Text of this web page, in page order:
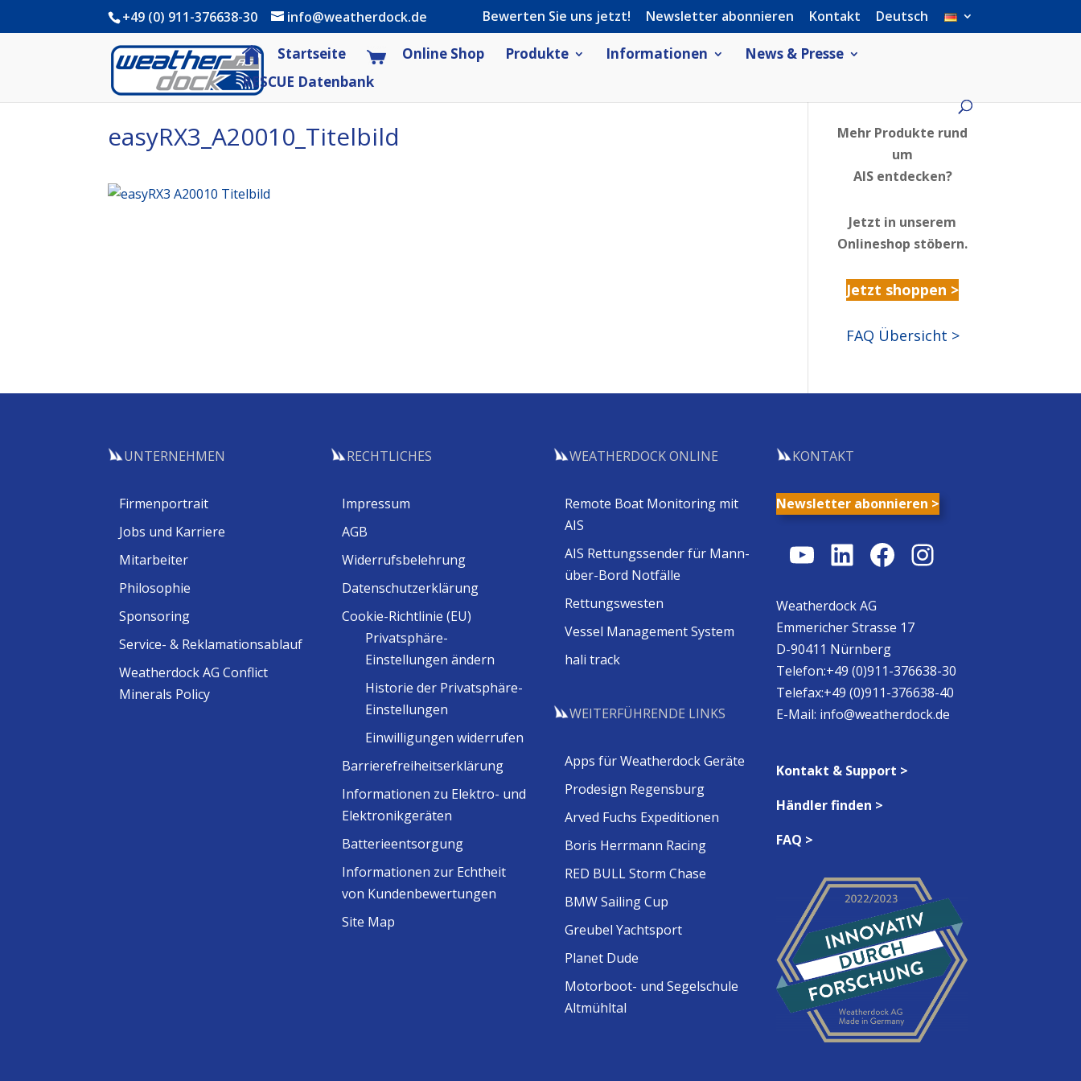
+49 (0) 911-376638-30 info@weatherdock.de Bewerten Sie uns jetzt! Newsletter abonnieren Kontakt Deutsch
Startseite Online Shop Produkte Informationen
News & Presse
RESCUE Datenbank
easyRX3_A20010_Titelbild
Mehr Produkte rund
um
AIS entdecken?
Jetzt in unserem
Onlineshop stöbern.
Jetzt shoppen >
FAQ Übersicht >
UNTERNEHMEN
Firmenportrait
Jobs und Karriere
Mitarbeiter
Philosophie
Sponsoring
Service- & Reklamationsablauf
Weatherdock AG Conflict
Minerals Policy
RECHTLICHES
Impressum
AGB
Widerrufsbelehrung
Datenschutzerklärung
Cookie-Richtlinie (EU)
Privatsphäre-
Einstellungen ändern
Historie der Privatsphäre-
Einstellungen
Einwilligungen widerrufen
Barrierefreiheitserklärung
Informationen zu Elektro- und
Elektronikgeräten
Batterieentsorgung
Informationen zur Echtheit
von Kundenbewertungen
Site Map
WEATHERDOCK ONLINE
Remote Boat Monitoring mit
AIS
AIS Rettungssender für Mann-
über-Bord Notfälle
Rettungswesten
Vessel Management System
hali track
WEITERFÜHRENDE LINKS
Apps für Weatherdock Geräte
Prodesign Regensburg
Arved Fuchs Expeditionen
Boris Herrmann Racing
RED BULL Storm Chase
BMW Sailing Cup
Greubel Yachtsport
Planet Dude
Motorboot- und Segelschule
Altmühltal
KONTAKT
Newsletter abonnieren >
YouTube
LinkedIn
Facebook
Instagram
Weatherdock AG
Emmericher Strasse 17
D-90411 Nürnberg
Telefon:+49 (0)911-376638-30
Telefax:+49 (0)911-376638-40
E-Mail: info@weatherdock.de
Kontakt & Support >
Händler finden >
FAQ >